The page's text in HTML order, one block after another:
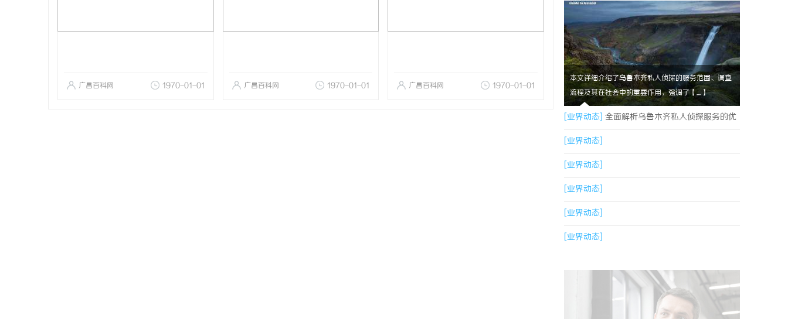
广昌百科网 1970-01-01 广昌百科网 1970-01-01 广昌百科网 1970-01-01
本文详细介绍了乌鲁木齐私人侦探的服务范围、调查
流程及其在社会中的重要作用，强调了【....】
[业界动态] 全面解析乌鲁木齐私人侦探服务的优
势与应用
[业界动态]
[业界动态]
[业界动态]
[业界动态]
[业界动态]